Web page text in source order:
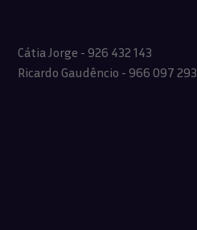
Cátia Jorge - 926 432 143
Ricardo Gaudêncio - 966 097 293